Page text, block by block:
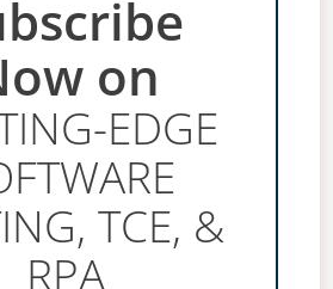
on
EDGE
TCE, &
RPA